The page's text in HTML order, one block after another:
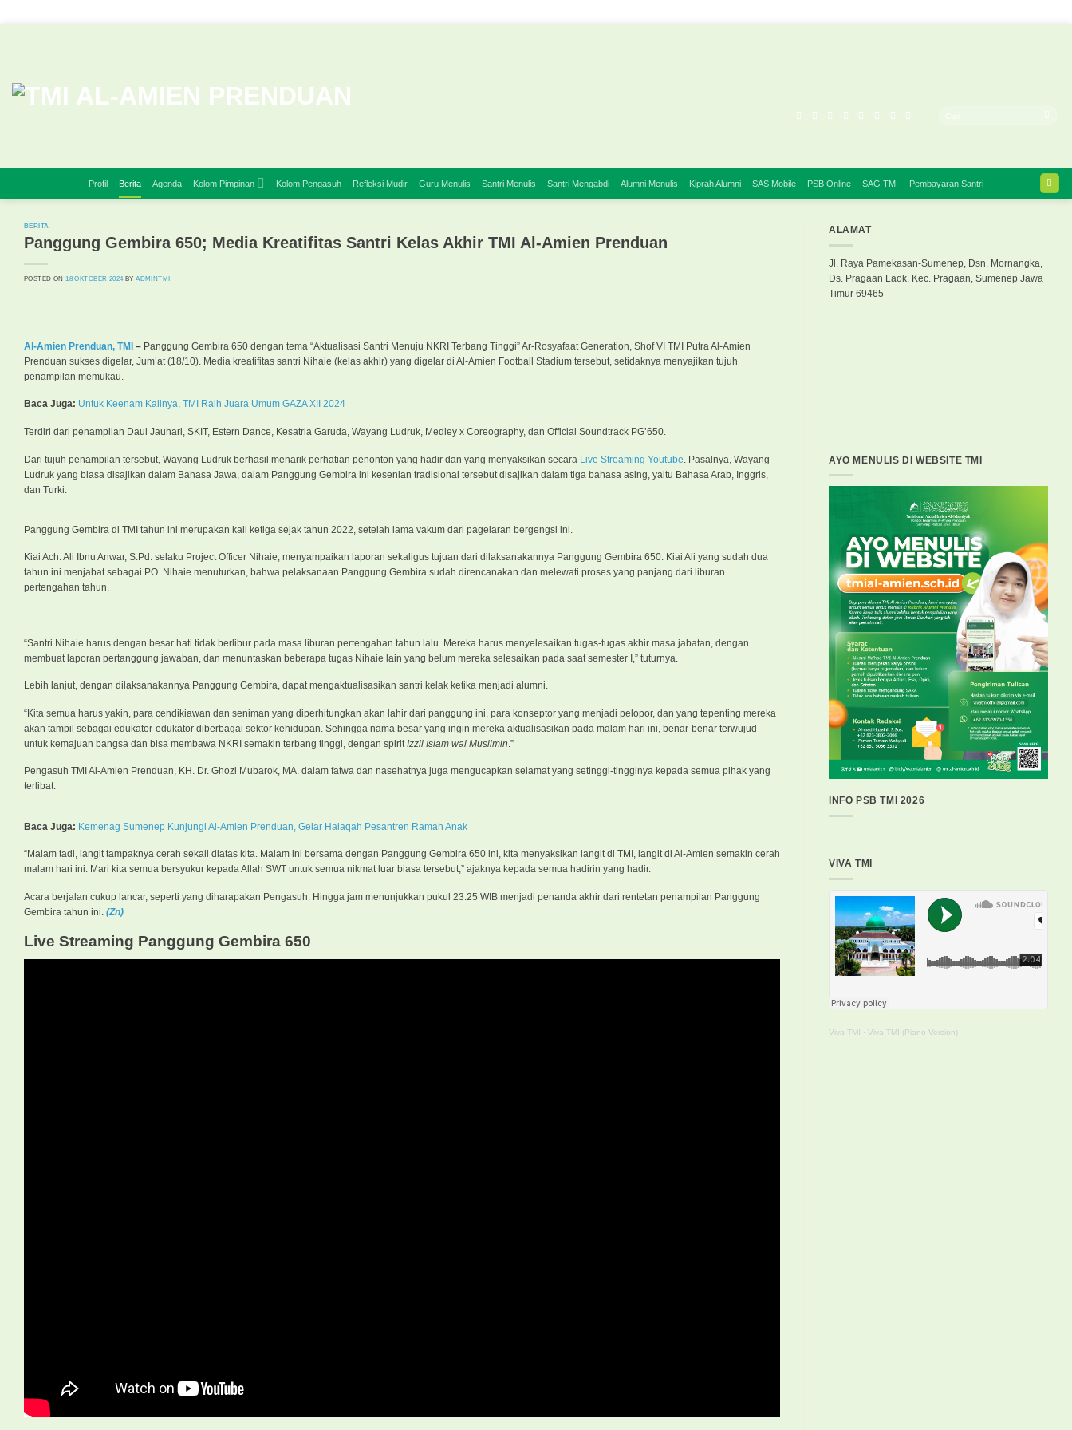
Profil Berita Agenda Kolom Pimpinan Kolom Pengasuh Refleksi Mudir Guru Menulis Santri Menulis Santri Mengabdi Alumni Menulis Kiprah Alumni SAS Mobile PSB Online SAG TMI Pembayaran Santri
BERITA
Panggung Gembira 650; Media Kreatifitas Santri Kelas Akhir TMI Al-Amien Prenduan
POSTED ON18 OKTOBER 2024 BYADMINTMI
Al-Amien Prenduan, TMI – Panggung Gembira 650 dengan tema “Aktualisasi Santri Menuju NKRI Terbang Tinggi” Ar-Rosyafaat Generation, Shof VI TMI Putra Al-Amien
Prenduan sukses digelar, Jum’at (18/10). Media kreatifitas santri Nihaie (kelas akhir) yang digelar di Al-Amien Football Stadium tersebut, setidaknya menyajikan tujuh
penampilan memukau.
Baca Juga: Untuk Keenam Kalinya, TMI Raih Juara Umum GAZA XII 2024
Terdiri dari penampilan Daul Jauhari, SKIT, Estern Dance, Kesatria Garuda, Wayang Ludruk, Medley x Coreography, dan Official Soundtrack PG’650.
Dari tujuh penampilan tersebut, Wayang Ludruk berhasil menarik perhatian penonton yang hadir dan yang menyaksikan secara Live Streaming Youtube . Pasalnya, Wayang
Ludruk yang biasa disajikan dalam Bahasa Jawa, dalam Panggung Gembira ini kesenian tradisional tersebut disajikan dalam tiga bahasa asing, yaitu Bahasa Arab, Inggris,
dan Turki.
Panggung Gembira di TMI tahun ini merupakan kali ketiga sejak tahun 2022, setelah lama vakum dari pagelaran bergengsi ini.
Kiai Ach. Ali Ibnu Anwar, S.Pd. selaku Project Officer Nihaie, menyampaikan laporan sekaligus tujuan dari dilaksanakannya Panggung Gembira 650. Kiai Ali yang sudah dua
tahun ini menjabat sebagai PO. Nihaie menuturkan, bahwa pelaksanaan Panggung Gembira sudah direncanakan dan melewati proses yang panjang dari liburan
pertengahan tahun.
“Santri Nihaie harus dengan besar hati tidak berlibur pada masa liburan pertengahan tahun lalu. Mereka harus menyelesaikan tugas-tugas akhir masa jabatan, dengan
membuat laporan pertanggung jawaban, dan menuntaskan beberapa tugas Nihaie lain yang belum mereka selesaikan pada saat semester I,” tuturnya.
Lebih lanjut, dengan dilaksanakannya Panggung Gembira, dapat mengaktualisasikan santri kelak ketika menjadi alumni.
“Kita semua harus yakin, para cendikiawan dan seniman yang diperhitungkan akan lahir dari panggung ini, para konseptor yang menjadi pelopor, dan yang tepenting mereka
akan tampil sebagai edukator-edukator diberbagai sektor kehidupan. Sehingga nama besar yang ingin mereka aktualisasikan pada malam hari ini, benar-benar terwujud
untuk kemajuan bangsa dan bisa membawa NKRI semakin terbang tinggi, dengan spirit Izzil Islam wal Muslimin .”
Pengasuh TMI Al-Amien Prenduan, KH. Dr. Ghozi Mubarok, MA. dalam fatwa dan nasehatnya juga mengucapkan selamat yang setinggi-tingginya kepada semua pihak yang
terlibat.
Baca Juga: Kemenag Sumenep Kunjungi Al-Amien Prenduan, Gelar Halaqah Pesantren Ramah Anak
“Malam tadi, langit tampaknya cerah sekali diatas kita. Malam ini bersama dengan Panggung Gembira 650 ini, kita menyaksikan langit di TMI, langit di Al-Amien semakin cerah
malam hari ini. Mari kita semua bersyukur kepada Allah SWT untuk semua nikmat luar biasa tersebut,” ajaknya kepada semua hadirin yang hadir.
Acara berjalan cukup lancar, seperti yang diharapakan Pengasuh. Hingga jam menunjukkan pukul 23.25 WIB menjadi penanda akhir dari rentetan penampilan Panggung
Gembira tahun ini. (Zn)
Live Streaming Panggung Gembira 650
ALAMAT
Jl. Raya Pamekasan-Sumenep, Dsn. Mornangka,
Ds. Pragaan Laok, Kec. Pragaan, Sumenep Jawa
Timur 69465
AYO MENULIS DI WEBSITE TMI
INFO PSB TMI 2026
VIVA TMI
Viva TMI · Viva TMI (Piano Version)